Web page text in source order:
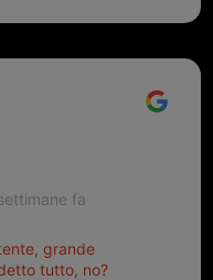
fa
grande
tutto, no?